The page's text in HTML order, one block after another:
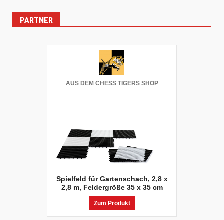
PARTNER
AUS DEM CHESS TIGERS SHOP
Spielfeld für Gartenschach, 2,8 x
2,8 m, Feldergröße 35 x 35 cm
Zum Produkt